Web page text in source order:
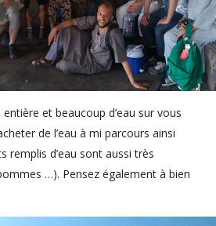
et beaucoup d’eau sur vous
de l’eau à mi parcours ainsi
remplis d’eau sont aussi très
…). Pensez également à bien